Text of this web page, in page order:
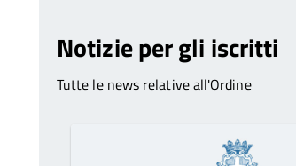
Notizie per gli iscritti
Tutte le news relative all'Ordine